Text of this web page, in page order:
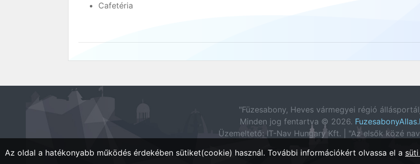
Cafetéria
"Füzesabony, Heves vármegyei régió
Minden jog fentartva © 2026.
Üzemeltető: IT-Nav Hungary Kft. | "Az elsők közé
Az oldal a hatékonyabb működés érdekében sütiket(cookie) használ. További információkért olvassa el a